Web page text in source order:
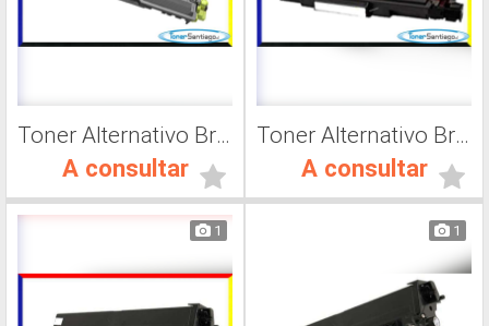
Toner Alternativo Brother TN 217M, Impresora Láser
A consultar
Toner Alternativo Brother TN 230Y, Impresora Láser
A consultar
1 1